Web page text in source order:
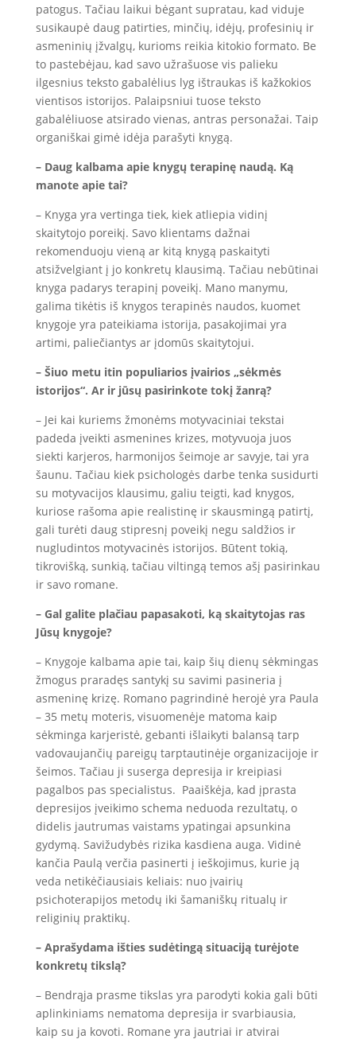
patogus. Tačiau laikui bėgant supratau, kad viduje
susikaupė daug patirties, minčių, idėjų, profesinių ir
asmeninių įžvalgų, kurioms reikia kitokio formato. Be
to pastebėjau, kad savo užrašuose vis palieku
ilgesnius teksto gabalėlius lyg ištraukas iš kažkokios
vientisos istorijos. Palaipsniui tuose teksto
gabalėliuose atsirado vienas, antras personažai. Taip
organiškai gimė idėja parašyti knygą.
– Daug kalbama apie knygų terapinę naudą. Ką
manote apie tai?
– Knyga yra vertinga tiek, kiek atliepia vidinį
skaitytojo poreikį. Savo klientams dažnai
rekomenduoju vieną ar kitą knygą paskaityti
atsižvelgiant į jo konkretų klausimą. Tačiau nebūtinai
knyga padarys terapinį poveikį. Mano manymu,
galima tikėtis iš knygos terapinės naudos, kuomet
knygoje yra pateikiama istorija, pasakojimai yra
artimi, paliečiantys ar įdomūs skaitytojui.
– Šiuo metu itin populiarios įvairios „sėkmės
istorijos“. Ar ir jūsų pasirinkote tokį žanrą?
– Jei kai kuriems žmonėms motyvaciniai tekstai
padeda įveikti asmenines krizes, motyvuoja juos
siekti karjeros, harmonijos šeimoje ar savyje, tai yra
šaunu. Tačiau kiek psichologės darbe tenka susidurti
su motyvacijos klausimu, galiu teigti, kad knygos,
kuriose rašoma apie realistinę ir skausmingą patirtį,
gali turėti daug stipresnį poveikį negu saldžios ir
nugludintos motyvacinės istorijos. Būtent tokią,
tikrovišką, sunkią, tačiau viltingą temos ašį pasirinkau
ir savo romane.
– Gal galite plačiau papasakoti, ką skaitytojas ras
Jūsų knygoje?
– Knygoje kalbama apie tai, kaip šių dienų sėkmingas
žmogus praradęs santykį su savimi pasineria į
asmeninę krizę. Romano pagrindinė herojė yra Paula
– 35 metų moteris, visuomenėje matoma kaip
sėkminga karjeristė, gebanti išlaikyti balansą tarp
vadovaujančių pareigų tarptautinėje organizacijoje ir
šeimos. Tačiau ji suserga depresija ir kreipiasi
pagalbos pas specialistus. Paaiškėja, kad įprasta
depresijos įveikimo schema neduoda rezultatų, o
didelis jautrumas vaistams ypatingai apsunkina
gydymą. Savižudybės rizika kasdiena auga. Vidinė
kančia Paulą verčia pasinerti į ieškojimus, kurie ją
veda netikėčiausiais keliais: nuo įvairių
psichoterapijos metodų iki šamaniškų ritualų ir
religinių praktikų.
– Aprašydama išties sudėtingą situaciją turėjote
konkretų tikslą?
– Bendrąja prasme tikslas yra parodyti kokia gali būti
aplinkiniams nematoma depresija ir svarbiausia,
kaip su ja kovoti. Romane yra jautriai ir atvirai